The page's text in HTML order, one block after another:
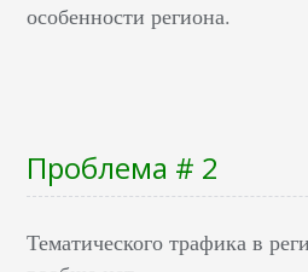
особенности региона.
Проблема # 2
Тематического трафика в